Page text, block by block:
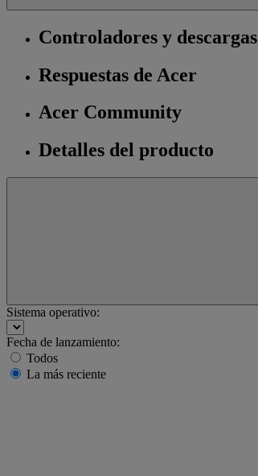
Controladores y descargas
Respuestas de Acer
Acer Community
Detalles del producto
Sistema operativo:
Fecha de lanzamiento:
Todos
La más reciente